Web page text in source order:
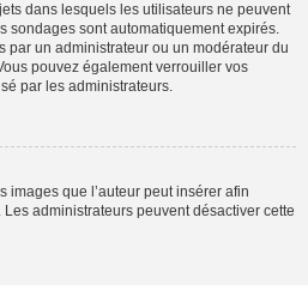
dans lesquels les utilisateurs ne peuvent
sondages sont automatiquement expirés.
par un administrateur ou un modérateur du
pouvez également verrouiller vos
par les administrateurs.
images que l’auteur peut insérer afin
administrateurs peuvent désactiver cette